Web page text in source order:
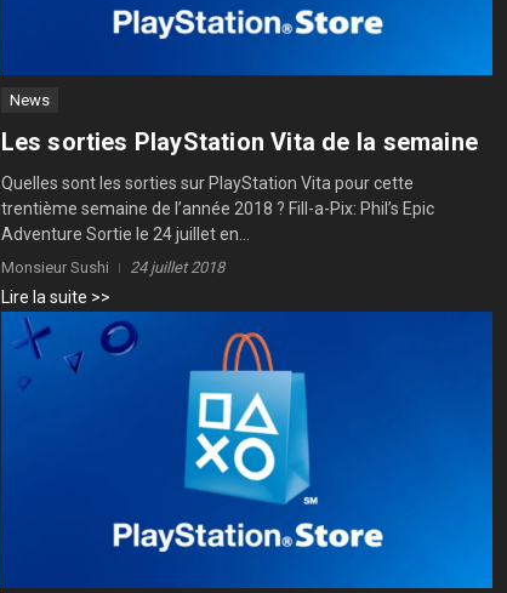
News
Les sorties PlayStation Vita de la semaine
Quelles sont les sorties sur PlayStation Vita pour cette
trentième semaine de l’année 2018 ? Fill-a-Pix: Phil’s Epic
Adventure Sortie le 24 juillet en...
Monsieur Sushi 24 juillet 2018
Lire la suite >>